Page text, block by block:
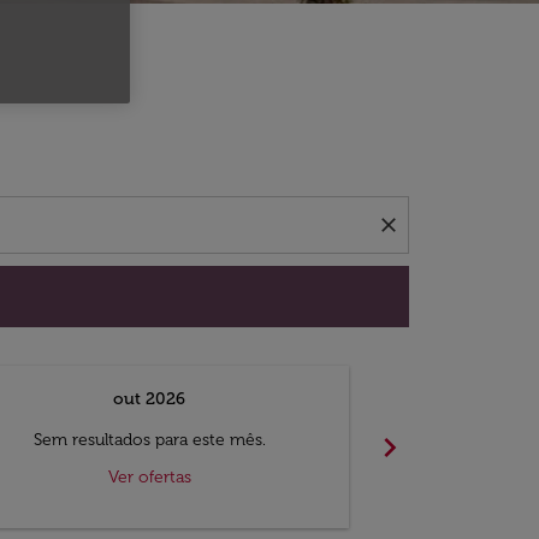
close
out 2026
Sem resultados para este mês.
Ver ofertas
chevron_right